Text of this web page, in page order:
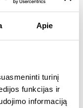
Apie
turinį
funkcijas ir
informaciją